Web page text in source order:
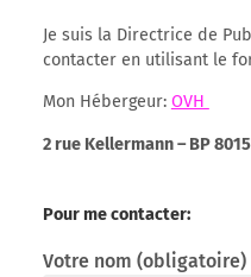
Je suis la Directrice de
contacter en utilisant le
Mon Hébergeur: OVH
2 rue Kellermann – BP
Pour me contacter:
Votre nom (obligatoire)